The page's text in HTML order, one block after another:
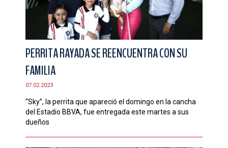
PERRITA RAYADA SE REENCUENTRA CON SU
FAMILIA
07.02.2023
“Sky”, la perrita que apareció el domingo en la cancha
del Estadio BBVA, fue entregada este martes a sus
dueños